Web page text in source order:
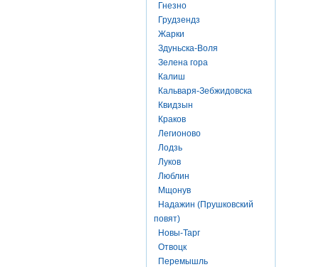
Гнезно
Грудзендз
Жарки
Здуньска-Воля
Зелена гора
Калиш
Кальваря-Зебжидовска
Квидзын
Краков
Легионово
Лодзь
Луков
Люблин
Мщонув
Надажин (Прушковский
повят)
Новы-Тарг
Отвоцк
Перемышль